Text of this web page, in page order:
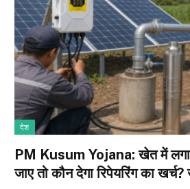
देश
PM Kusum Yojana: खेत में लगा
जाए तो कौन देगा रिपेयरिंग का